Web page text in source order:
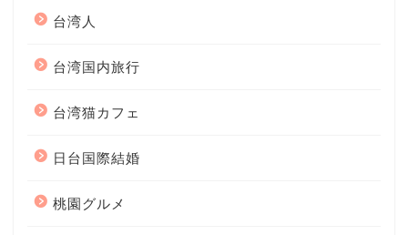
台湾人
台湾国内旅行
台湾猫カフェ
日台国際結婚
桃園グルメ